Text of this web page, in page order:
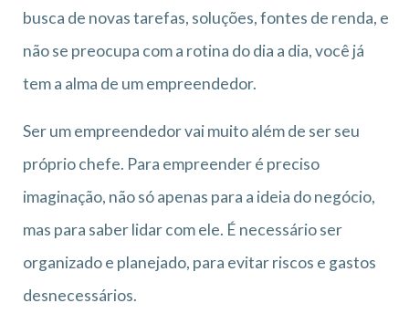
busca de novas tarefas, soluções, fontes de renda, e
não se preocupa com a rotina do dia a dia, você já
tem a alma de um empreendedor.
Ser um empreendedor vai muito além de ser seu
próprio chefe. Para empreender é preciso
imaginação, não só apenas para a ideia do negócio,
mas para saber lidar com ele. É necessário ser
organizado e planejado, para evitar riscos e gastos
desnecessários.